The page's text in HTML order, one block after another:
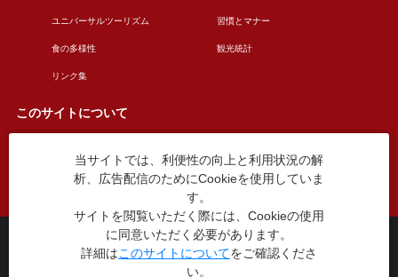
ユニバーサルツーリズム 習慣とマナー
食の多様性 観光統計
リンク集
このサイトについて
このサイトについて 広告掲載について
お問い合わせ
台東区役所観光課
〒110-8615 東京都台東区東上野4丁目5番6号
TEL：03-5246-1151
当サイトでは、利便性の向上と利用状況の解
析、広告配信のためにCookieを使用していま
す。
サイトを閲覧いただく際には、Cookieの使用
に同意いただく必要があります。
詳細はこのサイトについてをご確認くださ
い。